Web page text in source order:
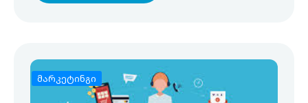
მარკეტინგი